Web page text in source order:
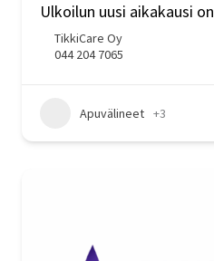
Ulkoilun uusi aikakausi
TikkiCare Oy
044 204 7065
Apuvälineet +3